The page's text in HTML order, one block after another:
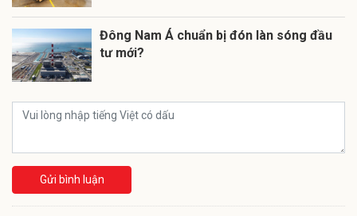
Đông Nam Á chuẩn bị đón làn sóng đầu
tư mới?
Gửi bình luận